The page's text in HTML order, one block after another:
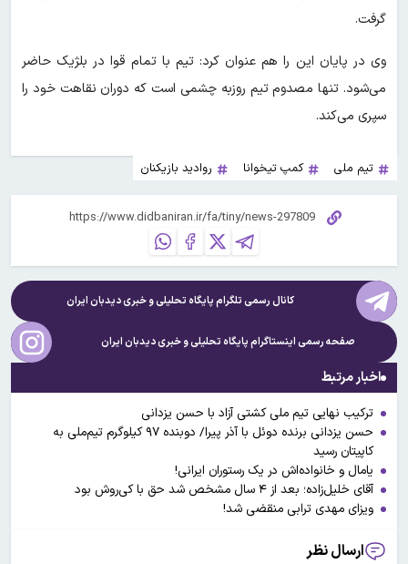
گرفت.
وی در پایان این را هم عنوان کرد: تیم با تمام قوا در بلژیک حاضر
می‌شود. تنها مصدوم تیم روزبه چشمی است که دوران نقاهت خود را
سپری می‌کند.
تیم ملی کمپ تیخوانا روادید بازیکنان
کانال رسمی تلگرام پایگاه تحلیلی و خبریدیدبان ایران
صفحه رسمی اینستاگرام پایگاه تحلیلی و خبریدیدبان ایران
اخبار مرتبط
ترکیب نهایی تیم ملی کشتی آزاد با حسن یزدانی
حسن یزدانی برنده دوئل با آذر پیرا/ دوبنده ۹۷ کیلوگرم تیم‌ملی به
کاپیتان رسید
یامال و خانواده‌اش در یک رستوران ایرانی!
آقای خلیل‌زاده؛ بعد از ۴ سال مشخص شد حق با کی‌روش بود
ویزای مهدی ترابی منقضی شد!
ارسال نظر